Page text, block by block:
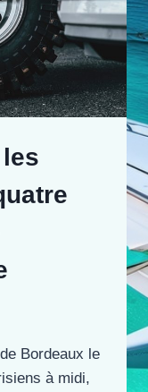
Bordeaux le
à midi,